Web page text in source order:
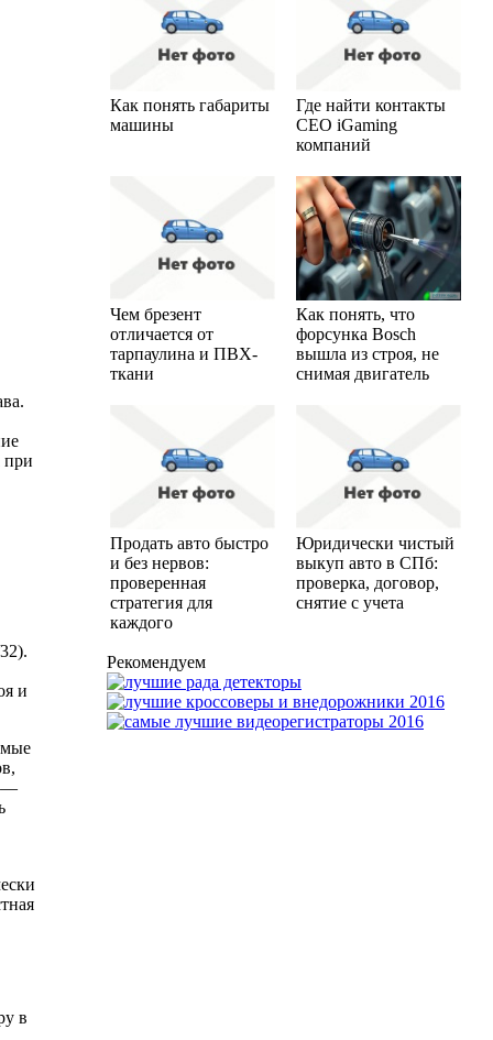
при
и
—
в
Как понять габариты
машины
Где найти контакты
CEO iGaming
компаний
Чем брезент
отличается от
тарпаулина и ПВХ-
ткани
Как понять, что
форсунка Bosch
вышла из строя, не
снимая двигатель
Продать авто быстро
и без нервов:
проверенная
стратегия для
каждого
Юридически чистый
выкуп авто в СПб:
проверка, договор,
снятие с учета
Рекомендуем